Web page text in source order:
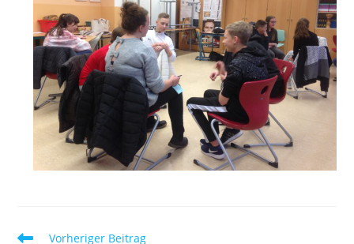
WeitereVorheriger Beitrag